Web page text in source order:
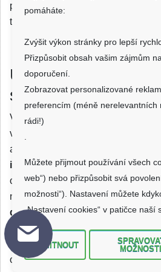
přichází na řadu jeho výměna.
telefon poté naleznete v seznamu
U nás seženete i
starých mobilů
Vlastníte mobil staršího data
vyhovuje a nechcete jej měnit, ale
akumulátor?
i akumulátory pro starší a
oblíbený mobil tedy nemusí
naopak mu pořízením nového
druhý života zajistíte mu delší
používat po další dlouhá léta.
náchylné k poškození. Zjistěte si,
obnovit.
pomáháte:
Zvýšit výkon stránky pro lepší
Přizpůsobit obsah vašim zájmům
doporučení.
Zobrazovat personalizované
preferencím (méně
rádi!)
Můžete přijmout používání všech
web“) nebo přizpůsobit svá
možnosti“). Nastavení můžete
„Nastavení cookies“ v patičce naší
ODMÍTNOUT
MOŽNOSTI